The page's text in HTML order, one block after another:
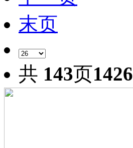
末页
共 143页1426